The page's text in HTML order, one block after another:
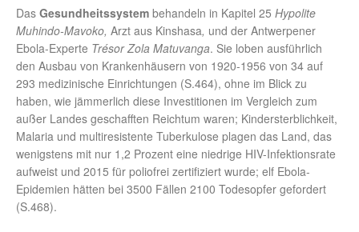
Das Gesundheitssystem behandeln in Kapitel 25 Hypolite
Muhindo-Mavoko, Arzt aus Kinshasa, und der Antwerpener
Ebola-Experte Trésor Zola Matuvanga. Sie loben ausführlich
den Ausbau von Krankenhäusern von 1920-1956 von 34 auf
293 medizinische Einrichtungen (S.464), ohne im Blick zu
haben, wie jämmerlich diese Investitionen im Vergleich zum
außer Landes geschafften Reichtum waren; Kindersterblichkeit,
Malaria und multiresistente Tuberkulose plagen das Land, das
wenigstens mit nur 1,2 Prozent eine niedrige HIV-Infektionsrate
aufweist und 2015 für poliofrei zertifiziert wurde; elf Ebola-
Epidemien hätten bei 3500 Fällen 2100 Todesopfer gefordert
(S.468).